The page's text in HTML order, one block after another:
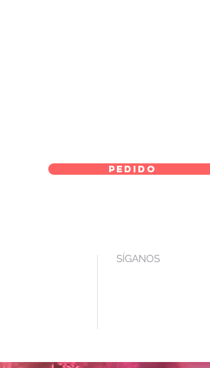
pedido
SÍGANOS